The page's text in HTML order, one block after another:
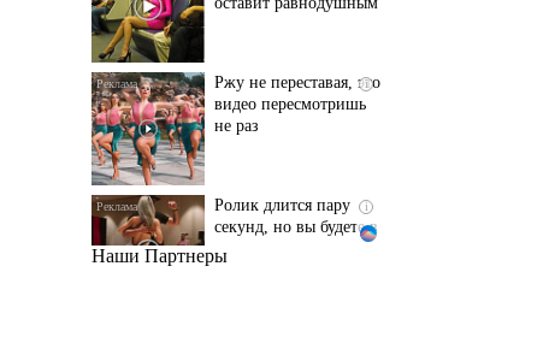
Этот танец невесты
Наши Партнеры